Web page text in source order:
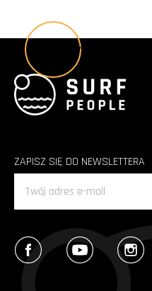
Wszystkie poradniki
ZAPISZ SIĘ DO NEWSLETTERA
Facebook YouTube